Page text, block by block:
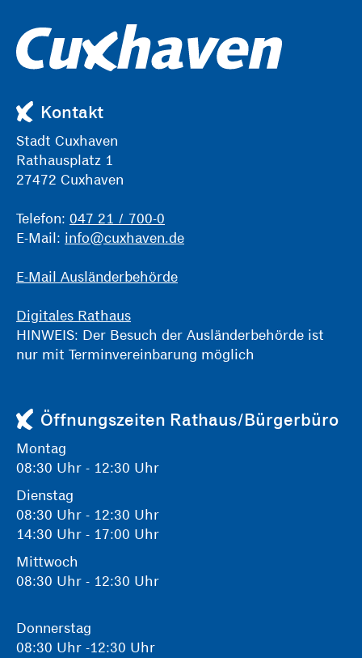
Kontakt
Stadt Cuxhaven
Rathausplatz 1
27472 Cuxhaven
Telefon: 047 21 / 700-0
E-Mail: info@cuxhaven.de
E-Mail Ausländerbehörde
Digitales Rathaus
HINWEIS: Der Besuch der Ausländerbehörde ist
nur mit Terminvereinbarung möglich
Öffnungszeiten Rathaus/Bürgerbüro
Montag
08:30 Uhr - 12:30 Uhr
Dienstag
08:30 Uhr - 12:30 Uhr
14:30 Uhr - 17:00 Uhr
Mittwoch
08:30 Uhr - 12:30 Uhr
Donnerstag
08:30 Uhr -12:30 Uhr